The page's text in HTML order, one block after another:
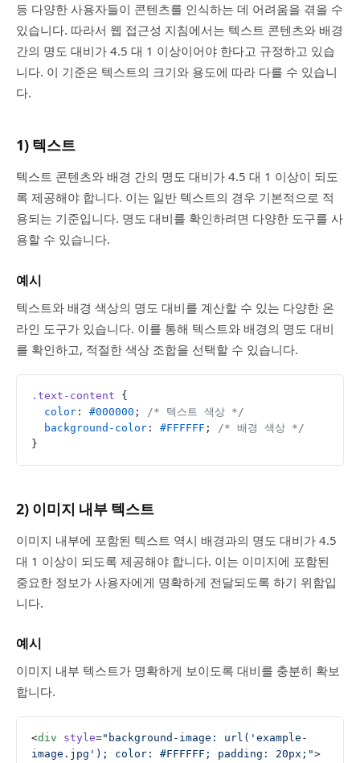
등 다양한 사용자들이 콘텐츠를 인식하는 데 어려움을 겪을 수
있습니다. 따라서 웹 접근성 지침에서는 텍스트 콘텐츠와 배경
간의 명도 대비가 4.5 대 1 이상이어야 한다고 규정하고 있습
니다. 이 기준은 텍스트의 크기와 용도에 따라 다를 수 있습니
다.
1) 텍스트
텍스트 콘텐츠와 배경 간의 명도 대비가 4.5 대 1 이상이 되도
록 제공해야 합니다. 이는 일반 텍스트의 경우 기본적으로 적
용되는 기준입니다. 명도 대비를 확인하려면 다양한 도구를 사
용할 수 있습니다.
예시
텍스트와 배경 색상의 명도 대비를 계산할 수 있는 다양한 온
라인 도구가 있습니다. 이를 통해 텍스트와 배경의 명도 대비
를 확인하고, 적절한 색상 조합을 선택할 수 있습니다.
.text-content {
  color
: #000000 ; /* 텍스트 색상 */
  background-color
: #FFFFFF ; /* 배경 색상 */
}
2) 이미지 내부 텍스트
이미지 내부에 포함된 텍스트 역시 배경과의 명도 대비가 4.5
대 1 이상이 되도록 제공해야 합니다. 이는 이미지에 포함된
중요한 정보가 사용자에게 명확하게 전달되도록 하기 위함입
니다.
예시
이미지 내부 텍스트가 명확하게 보이도록 대비를 충분히 확보
합니다.
<div style="background-image: url('example-
image.jpg'); color: #FFFFFF; padding: 20px;">